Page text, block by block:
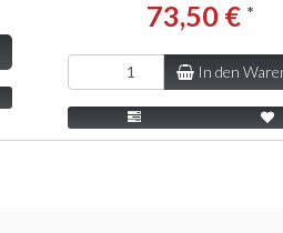
73,50 € *
In den